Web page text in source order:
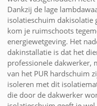
Dankzij de lage
isolatieschuim dakisolatie
kom je ruimschoots
energiewetgeving. Het
dakinstallatie is dat het
professionele dakwerker,
van het PUR hardschuim
isoleren met dit
die door de dakwerker